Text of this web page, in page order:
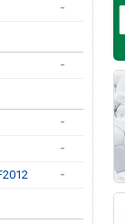
-
-
-
-
-